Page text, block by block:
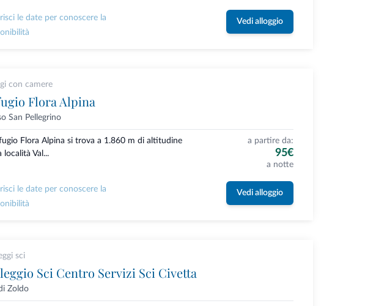
le date per conoscere la
Vedi alloggio
con camere
Flora Alpina
San Pellegrino
Flora Alpina si trova a 1.860 m di altitudine
località Val...
a partire da:
95€
a notte
le date per conoscere la
Vedi alloggio
sci
Sci Centro Servizi Sci Civetta
Zoldo